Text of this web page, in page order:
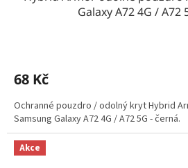
Galaxy A72 4G / A72
68 Kč
Ochranné pouzdro / odolný kryt Hybrid
Samsung Galaxy A72 4G / A72 5G - černá.
Akce